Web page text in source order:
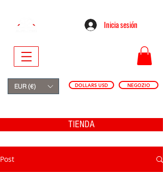
Inicia sesión
EUR (€) DOLLARS USD NEGOZIO
TIENDA
Post